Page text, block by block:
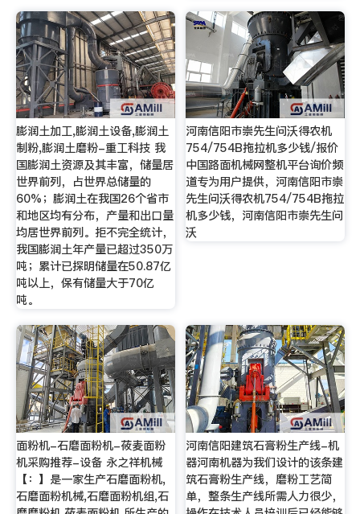
膨润土加工,膨润土设备,膨润土
制粉,膨润土磨粉-重工科技 我
国膨润土资源及其丰富，储量居
世界前列，占世界总储量的
60%；膨润土在我国26个省市
和地区均有分布，产量和出口量
均居世界前列。拒不完全统计，
我国膨润土年产量已超过350万
吨；累计已探明储量在50.87亿
吨以上，保有储量大于70亿
吨。
河南信阳市崇先生问沃得农机
754/754B拖拉机多少钱/报价
中国路面机械网整机平台询价频
道专为用户提供，河南信阳市崇
先生问沃得农机754/754B拖拉
机多少钱，河南信阳市崇先生问
沃
面粉机-石磨面粉机-莜麦面粉
机采购推荐-设备 永之祥机械
【：】是一家生产石磨面粉机,
石磨面粉机械,石磨面粉机组,石
河南信阳建筑石膏粉生产线-机
器河南机器为我们设计的该条建
筑石膏粉生产线，磨粉工艺简
单，整条生产线所需人力很少，